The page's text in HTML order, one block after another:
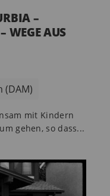
–
WEGE AUS
(DAM)
mit Kindern
gehen, so dass...